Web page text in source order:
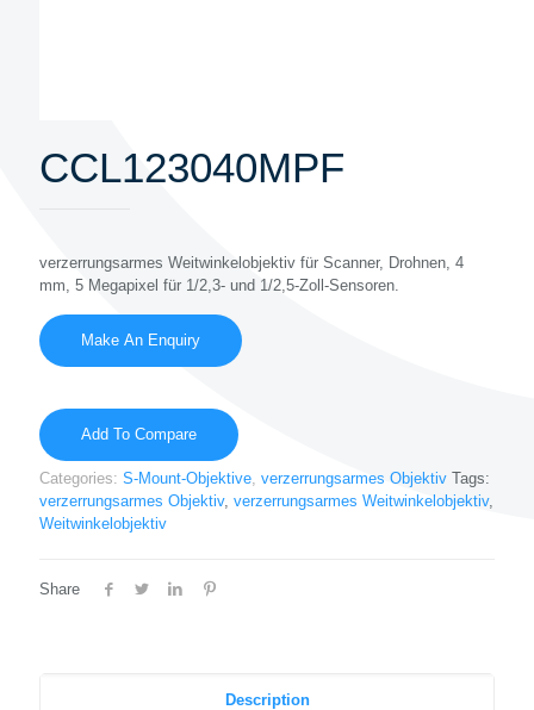
CCL123040MPF
verzerrungsarmes Weitwinkelobjektiv für Scanner, Drohnen, 4
mm, 5 Megapixel für 1/2,3- und 1/2,5-Zoll-Sensoren.
Add To Compare
Categories: S-Mount-Objektive, verzerrungsarmes Objektiv Tags:
verzerrungsarmes Objektiv, verzerrungsarmes Weitwinkelobjektiv,
Weitwinkelobjektiv
Share
Description